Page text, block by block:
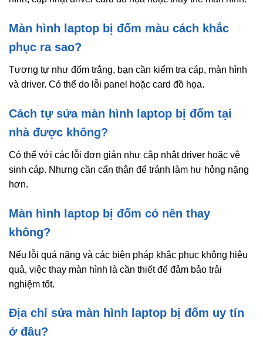
Màn hình laptop bị đốm màu cách khắc
phục ra sao?
Tương tự như đốm trắng, bạn cần kiểm tra cáp, màn hình
và driver. Có thể do lỗi panel hoặc card đồ họa.
Cách tự sửa màn hình laptop bị đốm tại
nhà được không?
Có thể với các lỗi đơn giản như cập nhật driver hoặc vệ
sinh cáp. Nhưng cần cẩn thận để tránh làm hư hỏng nặng
hơn.
Màn hình laptop bị đốm có nên thay
không?
Nếu lỗi quá nặng và các biện pháp khắc phục không hiệu
quả, việc thay màn hình là cần thiết để đảm bảo trải
nghiệm tốt.
Địa chỉ sửa màn hình laptop bị đốm uy tín
ở đâu?